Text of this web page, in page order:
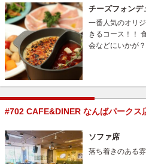
チーズフォンデ
一番人気のオリ
きるコース！！
会などにいかが？
#702 CAFE&DINER なんばパークス
ソファ席
落ち着きのある